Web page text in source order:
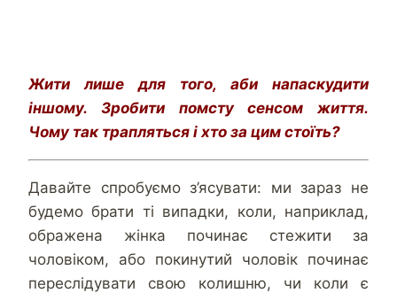
Жити лише для того, аби напаскудити
іншому. Зробити помсту сенсом життя.
Чому так трапляться і хто за цим стоїть?
Давайте спробуємо з’ясувати: ми зараз не
будемо брати ті випадки, коли, наприклад,
ображена жінка починає стежити за
чоловіком, або покинутий чоловік починає
переслідувати свою колишню, чи коли є